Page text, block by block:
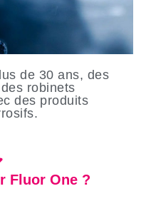
de 30 ans, des
robinets
des produits
Fluor One ?